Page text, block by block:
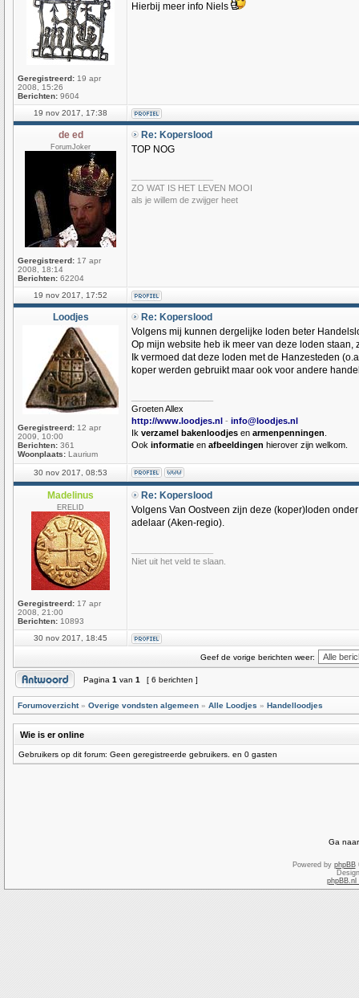
Geregistreerd: 19 apr
2008, 15:26
Berichten: 9604
Hierbij meer info Niels
19 nov 2017, 17:38
de ed
ForumJoker
Geregistreerd: 17 apr
2008, 18:14
Berichten: 62204
Re: Koperslood
TOP NOG
ZO WAT IS HET LEVEN MOOI
als je willem de zwijger heet
19 nov 2017, 17:52
Loodjes
Geregistreerd: 12 apr
2009, 10:00
Berichten: 361
Woonplaats: Laurium
Re: Koperslood
Volgens mij kunnen dergelijke loden beter
Op mijn website heb ik meer van deze loden staan,
Ik vermoed dat deze loden met de Hanzesteden
koper werden gebruikt maar ook voor andere
Groeten Allex
http://www.loodjes.nl - info@loodjes.nl
Ik verzamel bakenloodjes en armenpenningen
Ook informatie en afbeeldingen hierover zijn welkom.
30 nov 2017, 08:53
Madelinus
ERELID
Geregistreerd: 17 apr
2008, 21:00
Berichten: 10893
Re: Koperslood
Volgens Van Oostveen zijn deze (koper)loden
adelaar (Aken-regio).
Niet uit het veld te slaan.
30 nov 2017, 18:45
Geef de vorige berichten weer:
Pagina 1 van 1 [ 6 berichten ]
Forumoverzicht» Overige vondsten algemeen » Alle Loodjes » Handelloodjes
Wie is er online
Gebruikers op dit forum: Geen geregistreerde gebruikers. en 0 gasten
Ga
Powered by phpBB
phpBB.nl